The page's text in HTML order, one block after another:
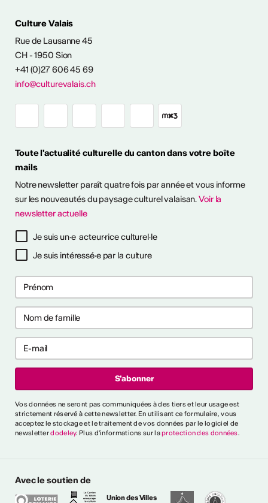
CULTURELLES
ouvert en Valais
en plein air! Découvrez
à ciel ouvert pour
été culturel. ...
plus
collaborations
premières collaborations
rappeur·euses et
déjà publié un EP ou un
CHF. Délai : 1er
poèmes en français.
CHF + prestations
Culture Valais
Rue de Lausanne 45
CH - 1950 Sion
+41 (0)27 606 45 69
info@culturevalais.ch
Toute l'actualité culturelle du canton dans votre boîte
mails
Notre newsletter paraît quatre fois par année et vous informe
sur les nouveautés du paysage culturel valaisan.Voir la
newsletter actuelle
Je suis un·e acteur·rice culturel·le
Je suis intéressé·e par la culture
Vos données ne seront pas communiquées à des tiers et leur usage est
strictement réservé à cette newsletter. En utilisant ce formulaire, vous
acceptez le stockage et le traitement de vos données par le logiciel de
newsletterdodeley. Plus d'informations sur laprotection des données.
Avec le soutien de
Union des Villes